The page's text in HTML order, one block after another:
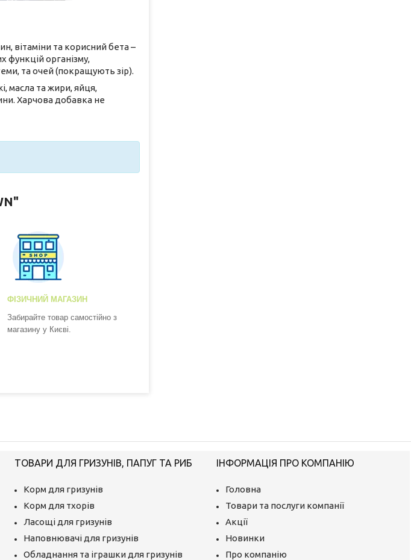
вітаміни та корисний бета –
організму,
та очей (покращують зір).
масла та жири, яйця,
Харчова добавка не
ФІЗИЧНИЙ МАГАЗИН
Забирайте товар самостійно з
магазину у Києві.
ТОВАРИ ДЛЯ ГРИЗУНІВ, ПАПУГ ТА РИБ
Корм для гризунів
Корм для тхорів
Ласощі для гризунів
Наповнювачі для гризунів
Обладнання та іграшки для гризунів
ІНФОРМАЦІЯ ПРО КОМПАНІЮ
Головна
Товари та послуги компанії
Акції
Новинки
Про компанію